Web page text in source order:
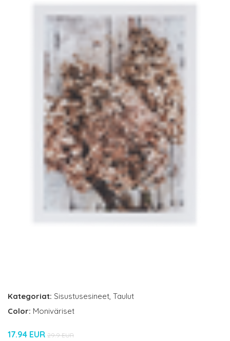
Kategoriat: Sisustusesineet, Taulut
Color: Moniväriset
17.94 EUR 29.9 EUR